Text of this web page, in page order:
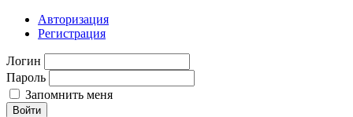
Авторизация
Регистрация
Логин
Пароль
Запомнить меня
Войти